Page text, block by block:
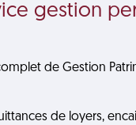
gestion
de Gestion
de loyers,